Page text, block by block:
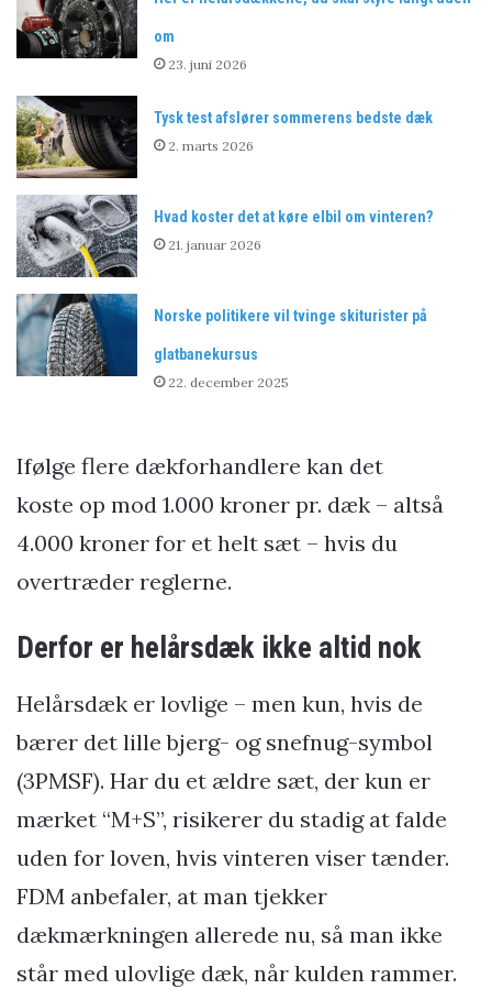
om
23. juni 2026
Tysk test afslører sommerens bedste dæk
2. marts 2026
Hvad koster det at køre elbil om vinteren?
21. januar 2026
Norske politikere vil tvinge skiturister på
glatbanekursus
22. december 2025
Ifølge flere dækforhandlere kan det
koste op mod 1.000 kroner pr. dæk – altså
4.000 kroner for et helt sæt – hvis du
overtræder reglerne.
Derfor er helårsdæk ikke altid nok
Helårsdæk er lovlige – men kun, hvis de
bærer det lille bjerg- og snefnug-symbol
(3PMSF). Har du et ældre sæt, der kun er
mærket “M+S”, risikerer du stadig at falde
uden for loven, hvis vinteren viser tænder.
FDM anbefaler, at man tjekker
dækmærkningen allerede nu, så man ikke
står med ulovlige dæk, når kulden rammer.